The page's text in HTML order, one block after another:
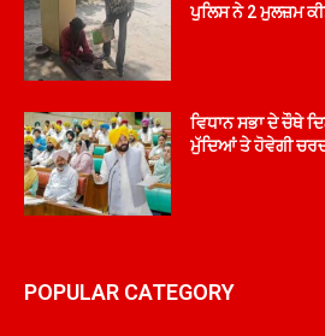
ਪੁਲਿਸ ਨੇ 2 ਮੁਲਜ਼ਮ
ਵਿਧਾਨ ਸਭਾ ਦੇ ਚੌਥੇ
ਮੁੱਦਿਆਂ ਤੇ ਹੋਵੇਗੀ
POPULAR CATEGORY